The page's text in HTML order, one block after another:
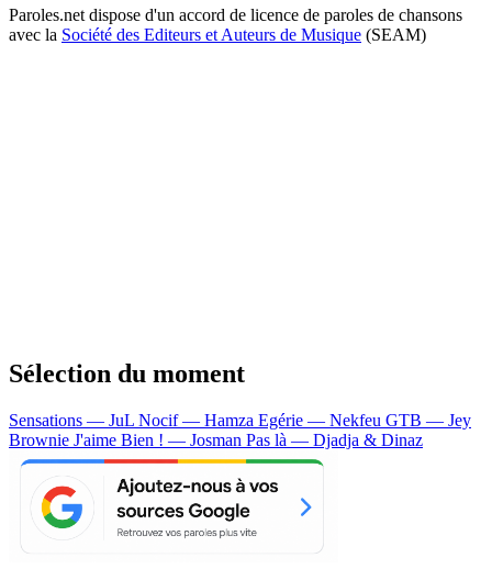
Paroles.net dispose d'un accord de licence de paroles de chansons
avec la Société des Editeurs et Auteurs de Musique (SEAM)
Sélection du moment
Sensations — JuL Nocif — Hamza Egérie — Nekfeu GTB — Jey
Brownie J'aime Bien ! — Josman Pas là — Djadja & Dinaz